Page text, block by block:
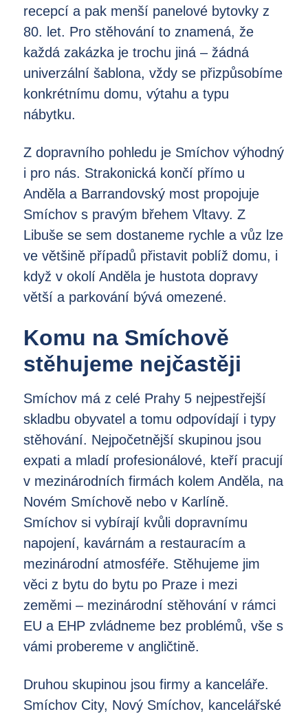
recepcí a pak menší panelové bytovky z
80. let. Pro stěhování to znamená, že
každá zakázka je trochu jiná – žádná
univerzální šablona, vždy se přizpůsobíme
konkrétnímu domu, výtahu a typu
nábytku.
Z dopravního pohledu je Smíchov výhodný
i pro nás. Strakonická končí přímo u
Anděla a Barrandovský most propojuje
Smíchov s pravým břehem Vltavy. Z
Libuše se sem dostaneme rychle a vůz lze
ve většině případů přistavit poblíž domu, i
když v okolí Anděla je hustota dopravy
větší a parkování bývá omezené.
Komu na Smíchově
stěhujeme nejčastěji
Smíchov má z celé Prahy 5 nejpestřejší
skladbu obyvatel a tomu odpovídají i typy
stěhování. Nejpočetnější skupinou jsou
expati a mladí profesionálové, kteří pracují
v mezinárodních firmách kolem Anděla, na
Novém Smíchově nebo v Karlíně.
Smíchov si vybírají kvůli dopravnímu
napojení, kavárnám a restauracím a
mezinárodní atmosféře. Stěhujeme jim
věci z bytu do bytu po Praze i mezi
zeměmi – mezinárodní stěhování v rámci
EU a EHP zvládneme bez problémů, vše s
vámi probereme v angličtině.
Druhou skupinou jsou firmy a kanceláře.
Smíchov City, Nový Smíchov, kancelářské